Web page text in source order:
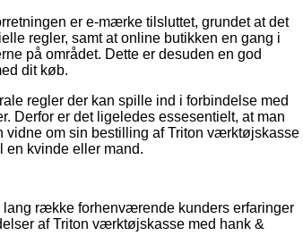
er e-mærke tilsluttet, grundet at det
regler, samt at online butikken en gang i
på området. Dette er desuden en god
dit køb.
regler der kan spille ind i forbindelse med
Derfor er det ligeledes essesentielt, at man
vidne om sin bestilling af Triton værktøjskasse
en kvinde eller mand.
række forhenværende kunders erfaringer
af Triton værktøjskasse med hank &